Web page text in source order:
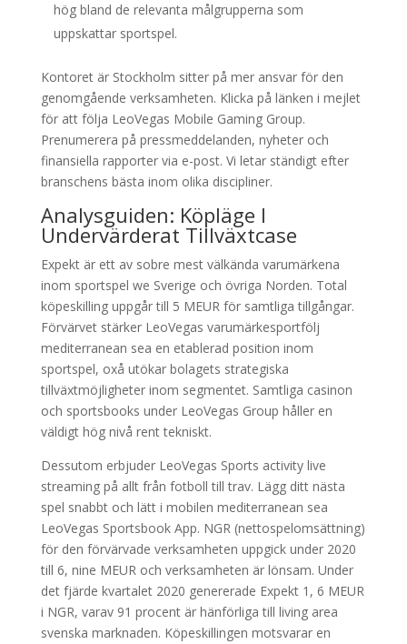
hög bland de relevanta målgrupperna som
uppskattar sportspel.
Kontoret är Stockholm sitter på mer ansvar för den
genomgående verksamheten. Klicka på länken i mejlet
för att följa LeoVegas Mobile Gaming Group.
Prenumerera på pressmeddelanden, nyheter och
finansiella rapporter via e-post. Vi letar ständigt efter
branschens bästa inom olika discipliner.
Analysguiden: Köpläge I
Undervärderat Tillväxtcase
Expekt är ett av sobre mest välkända varumärkena
inom sportspel we Sverige och övriga Norden. Total
köpeskilling uppgår till 5 MEUR för samtliga tillgångar.
Förvärvet stärker LeoVegas varumärkesportfölj
mediterranean sea en etablerad position inom
sportspel, oxå utökar bolagets strategiska
tillväxtmöjligheter inom segmentet. Samtliga casinon
och sportsbooks under LeoVegas Group håller en
väldigt hög nivå rent tekniskt.
Dessutom erbjuder LeoVegas Sports activity live
streaming på allt från fotboll till trav. Lägg ditt nästa
spel snabbt och lätt i mobilen mediterranean sea
LeoVegas Sportsbook App. NGR (nettospelomsättning)
för den förvärvade verksamheten uppgick under 2020
till 6, nine MEUR och verksamheten är lönsam. Under
det fjärde kvartalet 2020 genererade Expekt 1, 6 MEUR
i NGR, varav 91 procent är hänförliga till living area
svenska marknaden. Köpeskillingen motsvarar en